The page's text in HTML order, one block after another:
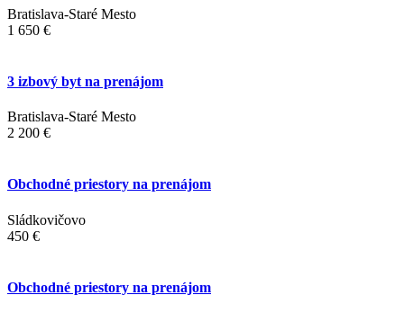
Bratislava-Staré Mesto
1 650 €
3 izbový byt na prenájom
Bratislava-Staré Mesto
2 200 €
Obchodné priestory na prenájom
Sládkovičovo
450 €
Obchodné priestory na prenájom